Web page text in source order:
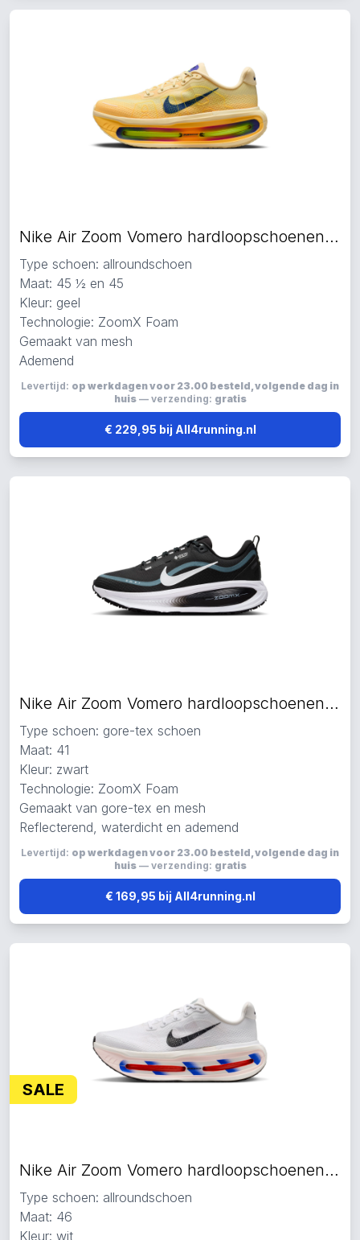
Nike Air Zoom Vomero hardloopschoenen geel
Type schoen: allroundschoen
Maat: 45 ½ en 45
Kleur: geel
Technologie: ZoomX Foam
Gemaakt van mesh
Ademend
Levertijd: op werkdagen voor 23.00 besteld, volgende dag in
huis— verzending: gratis
€ 229,95 bij All4running.nl
Nike Air Zoom Vomero hardloopschoenen zwart
Type schoen: gore-tex schoen
Maat: 41
Kleur: zwart
Technologie: ZoomX Foam
Gemaakt van gore-tex en mesh
Reflecterend, waterdicht en ademend
Levertijd: op werkdagen voor 23.00 besteld, volgende dag in
huis— verzending: gratis
€ 169,95 bij All4running.nl
SALE
Nike Air Zoom Vomero hardloopschoenen wit
Type schoen: allroundschoen
Maat: 46
Kleur: wit